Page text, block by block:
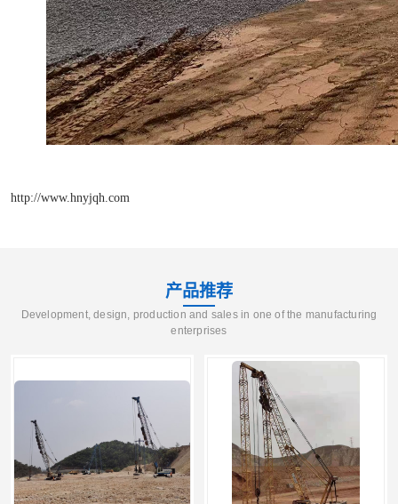
http://www.hnyjqh.com
产品推荐
Development, design, production and sales in one of the manufacturing
enterprises